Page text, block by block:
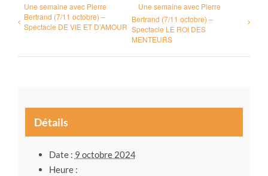
Une semaine avec Pierre
Bertrand (7/11 octobre) –
Spectacle DE VIE ET D’AMOUR
Une semaine avec Pierre
Bertrand (7/11 octobre) –
Spectacle LE ROI DES
MENTEURS
Détails
Date : 9 octobre 2024
Heure :